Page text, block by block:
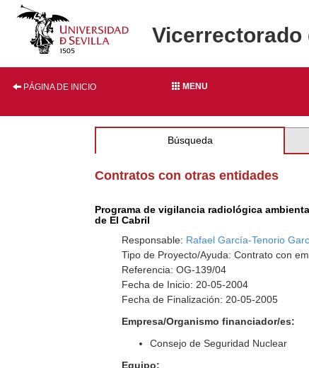
Vicerrectorado
PÁGINA DE INICIO MENU
Búsqueda
Contratos con otras entidades
Programa de vigilancia radiológica
de El Cabril
Responsable: Rafael García-Tenorio
Tipo de Proyecto/Ayuda: Contrato con
Referencia: OG-139/04
Fecha de Inicio: 20-05-2004
Fecha de Finalización: 20-05-2005
Empresa/Organismo financiador/es:
Consejo de Seguridad Nuclear
Equipo: